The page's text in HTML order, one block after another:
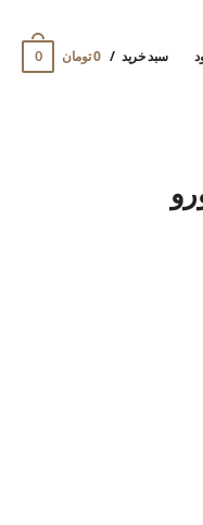
سبد خرید 0 تومان 0